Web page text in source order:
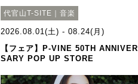
代官山T-SITE｜音楽
2026.08.01(土) - 08.24(月)
【フェア】P-VINE 50TH ANNIVER
SARY POP UP STORE